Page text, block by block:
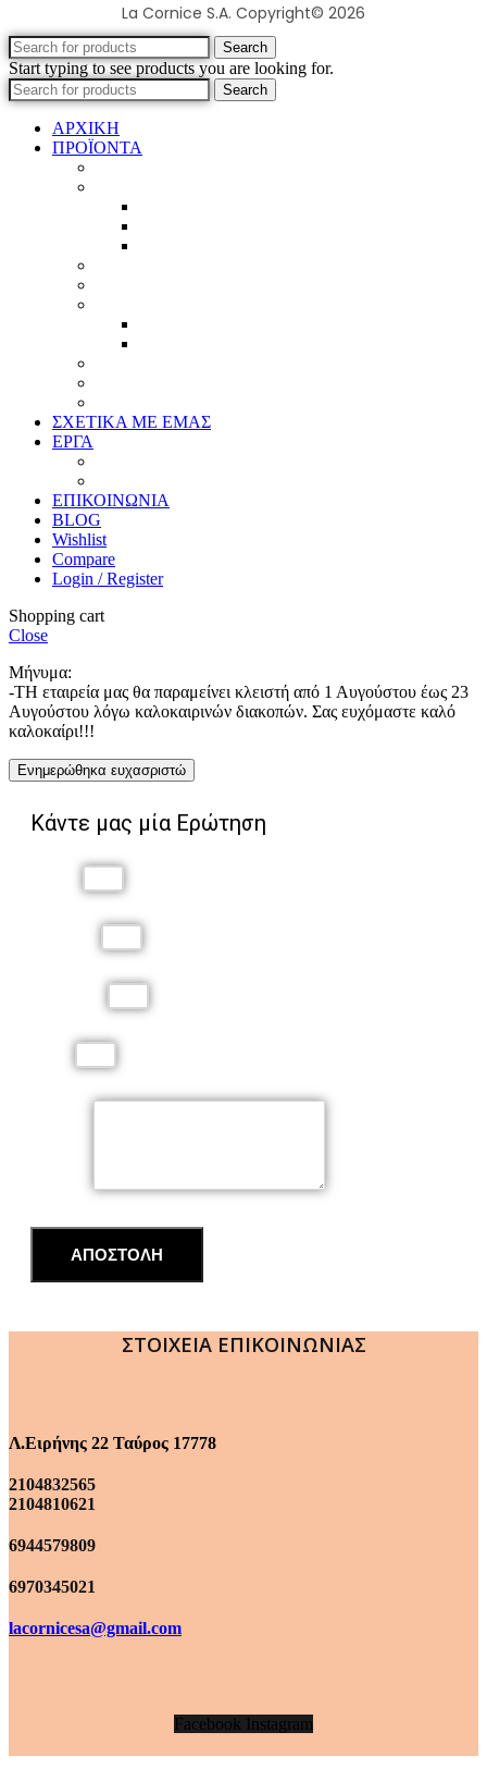
La Cornice S.A. Copyright© 2026
Search
Start typing to see products you are looking for.
Search
ΑΡΧΙΚΗ
ΠΡΟΪΟΝΤΑ
ΣΧΕΤΙΚΑ ΜΕ ΕΜΑΣ
ΕΡΓΑ
ΕΠΙΚΟΙΝΩΝΙΑ
BLOG
Wishlist
Compare
Login / Register
Shopping cart
Close
Μήνυμα:
-ΤΗ εταιρεία μας θα παραμείνει κλειστή από 1 Αυγούστου έως 23
Αυγούστου λόγω καλοκαιρινών διακοπών. Σας ευχόμαστε καλό
καλοκαίρι!!!
Ενημερώθηκα ευχασριστώ
Κάντε μας μία Ερώτηση
ΑΠΟΣΤΟΛΗ
ΣΤΟΙΧΕΙΑ ΕΠΙΚΟΙΝΩΝΙΑΣ
Λ.Ειρήνης 22 Ταύρος 17778
2104832565
2104810621
6944579809
6970345021
lacornicesa@gmail.com
Facebook Instagram